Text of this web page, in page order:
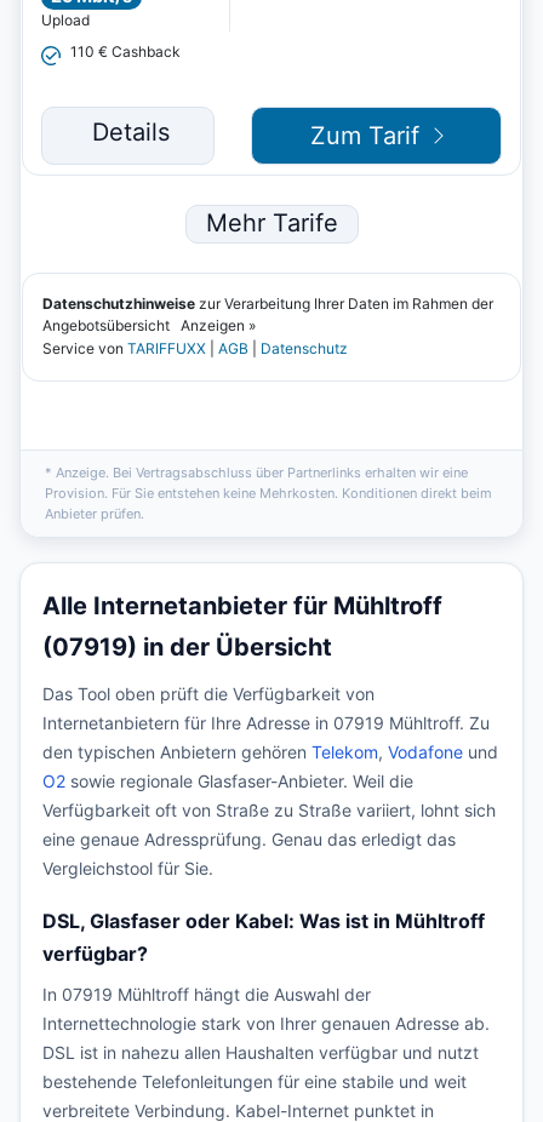
* Anzeige. Bei Vertragsabschluss über Partnerlinks erhalten wir eine
Provision. Für Sie entstehen keine Mehrkosten. Konditionen direkt beim
Anbieter prüfen.
Alle Internetanbieter für Mühltroff
(07919) in der Übersicht
Das Tool oben prüft die Verfügbarkeit von
Internetanbietern für Ihre Adresse in 07919 Mühltroff. Zu
den typischen Anbietern gehören Telekom, Vodafone und
O2 sowie regionale Glasfaser-Anbieter. Weil die
Verfügbarkeit oft von Straße zu Straße variiert, lohnt sich
eine genaue Adressprüfung. Genau das erledigt das
Vergleichstool für Sie.
DSL, Glasfaser oder Kabel: Was ist in Mühltroff
verfügbar?
In 07919 Mühltroff hängt die Auswahl der
Internettechnologie stark von Ihrer genauen Adresse ab.
DSL ist in nahezu allen Haushalten verfügbar und nutzt
bestehende Telefonleitungen für eine stabile und weit
verbreitete Verbindung. Kabel-Internet punktet in